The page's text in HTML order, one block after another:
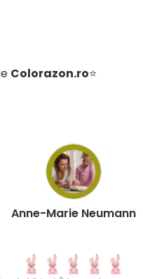
Colorazon.ro⭐
Anne-Marie Neumann